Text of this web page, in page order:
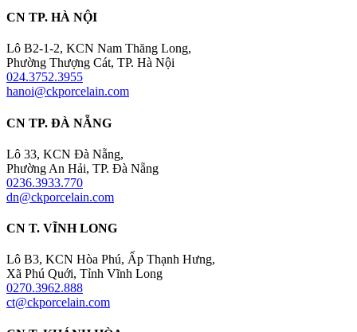
CN TP. HÀ NỘI
Lô B2-1-2, KCN Nam Thăng Long,
Phường Thượng Cát, TP. Hà Nội
024.3752.3955
hanoi@ckporcelain.com
CN TP. ĐÀ NẴNG
Lô 33, KCN Đà Nẵng,
Phường An Hải, TP. Đà Nẵng
0236.3933.770
dn@ckporcelain.com
CN T. VĨNH LONG
Lô B3, KCN Hòa Phú, Ấp Thạnh Hưng,
Xã Phú Quới, Tỉnh Vĩnh Long
0270.3962.888
ct@ckporcelain.com